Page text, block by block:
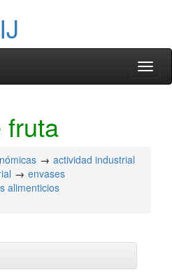
fruta
actividad industrial
envases
alimenticios